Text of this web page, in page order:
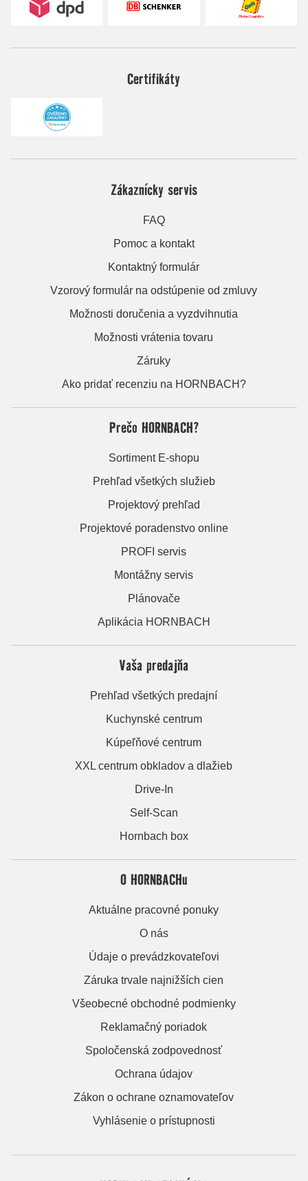
Certifikáty
Zákaznícky servis
FAQ
Pomoc a kontakt
Kontaktný formulár
Vzorový formulár na odstúpenie od zmluvy
Možnosti doručenia a vyzdvihnutia
Možnosti vrátenia tovaru
Záruky
Ako pridať recenziu na HORNBACH?
Prečo HORNBACH?
Sortiment E-shopu
Prehľad všetkých služieb
Projektový prehľad
Projektové poradenstvo online
PROFI servis
Montážny servis
Plánovače
Aplikácia HORNBACH
Vaša predajňa
Prehľad všetkých predajní
Kuchynské centrum
Kúpeľňové centrum
XXL centrum obkladov a dlažieb
Drive-In
Self-Scan
Hornbach box
O HORNBACHu
Aktuálne pracovné ponuky
O nás
Údaje o prevádzkovateľovi
Záruka trvale najnižších cien
Všeobecné obchodné podmienky
Reklamačný poriadok
Spoločenská zodpovednosť
Ochrana údajov
Zákon o ochrane oznamovateľov
Vyhlásenie o prístupnosti